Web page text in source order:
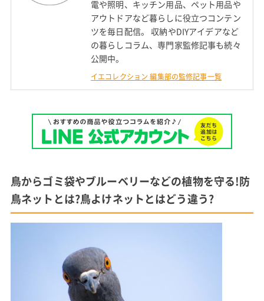
電や照明、キッチン用品、ペット用品や
アウトドアなど暮らしに役立つコンテン
ツを毎日配信。 収納やDIYアイデアなど
の暮らしコラム、専門家監修記事も続々
公開中。
イエコレクション 編集部の監修記事一覧
鳥からゴミ袋やブルーベリーなどの植物を守る!防
鳥ネットとは?鳥よけネットとはどう違う?